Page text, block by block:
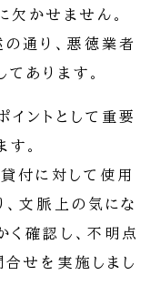
欠かせません。
の通り、悪徳業者
あります。
イントとして重要
。
付に対して使用
、文脈上の気にな
く確認し、不明点
合せを実施しまし